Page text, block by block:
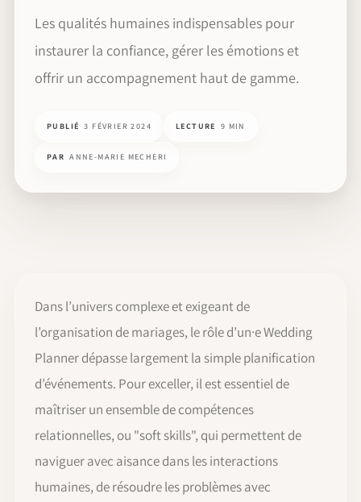
Les qualités humaines indispensables pour
instaurer la confiance, gérer les émotions et
offrir un accompagnement haut de gamme.
PUBLIÉ 3 FÉVRIER 2024 LECTURE 9 MIN
PAR ANNE-MARIE MECHERI
Dans l’univers complexe et exigeant de
l’organisation de mariages, le rôle d’un·e Wedding
Planner dépasse largement la simple planification
d’événements. Pour exceller, il est essentiel de
maîtriser un ensemble de compétences
relationnelles, ou "soft skills", qui permettent de
naviguer avec aisance dans les interactions
humaines, de résoudre les problèmes avec